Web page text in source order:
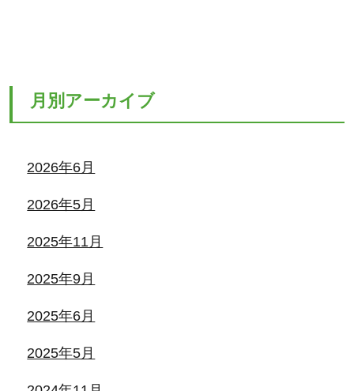
月別アーカイブ
2026年6月
2026年5月
2025年11月
2025年9月
2025年6月
2025年5月